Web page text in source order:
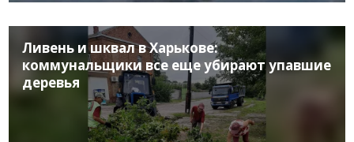
Ливень и шквал в Харькове:
коммунальщики все еще убирают упавшие
деревья